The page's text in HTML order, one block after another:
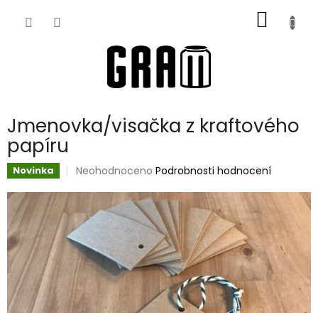
KOŠÍK
Jmenovka/visačka z kraftového
papíru
Novinka
Průměrné
produktu
je
0,0
z
5
hvězdiček.
Neohodnoceno Podrobnosti hodnocení